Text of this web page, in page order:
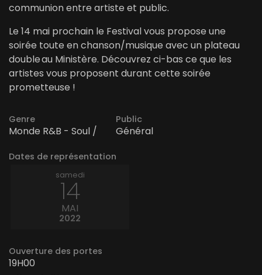
communion entre artiste et public.
Le 14 mai prochain le Festival vous propose une
soirée toute en chanson/musique avec un plateau
double au Ministère. Découvrez ci-bas ce que les
artistes vous proposent durant cette soirée
prometteuse !
Genre
Monde R&B - Soul /
Public
Général
Dates de représentation
samedi
14
MAI
2022
Ouverture des portes
19H00